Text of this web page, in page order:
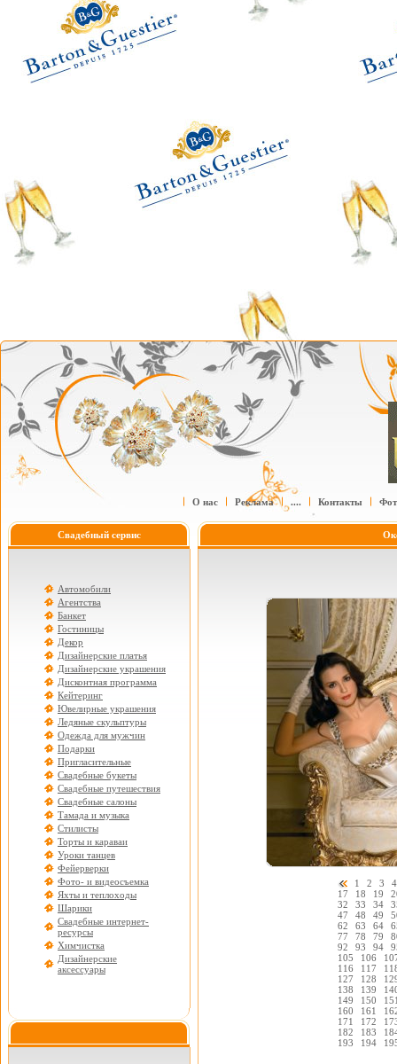
О нас Реклама .... Контакты
Свадебный сервис
Автомобили
Агентства
Банкет
Гостиницы
Декор
Дизайнерские платья
Дизайнерские украшения
Дисконтная программа
Кейтеринг
Ювелирные украшения
Ледяные скульптуры
Одежда для мужчин
Подарки
Пригласительные
Свадебные букеты
Свадебные путешествия
Свадебные салоны
Тамада и музыка
Стилисты
Торты и караваи
Уроки танцев
Фейерверки
Фото- и видеосъемка
Яхты и теплоходы
Шарики
Свадебные интернет-
ресурсы
Химчистка
Дизайнерские
аксессуары
1 2 3
4
17
18 19
32
33 34
47
48 49
62
63 64
77
78 79
92
93 94
105
106
116
117
127
128
138
139
149
150
160
161
171
172
182
183
193
194